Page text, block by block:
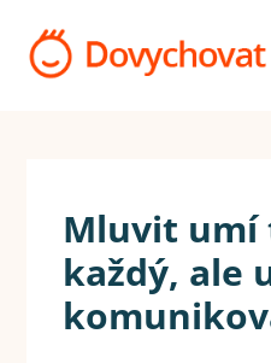
Mluvit umí
každý, ale